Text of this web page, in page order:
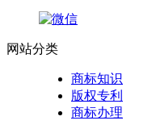
网站分类
商标知识
版权专利
商标办理